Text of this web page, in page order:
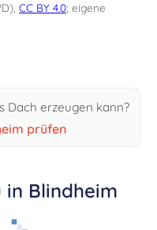
CC BY 4.0; eigene
Dach erzeugen kann?
prüfen
in Blindheim